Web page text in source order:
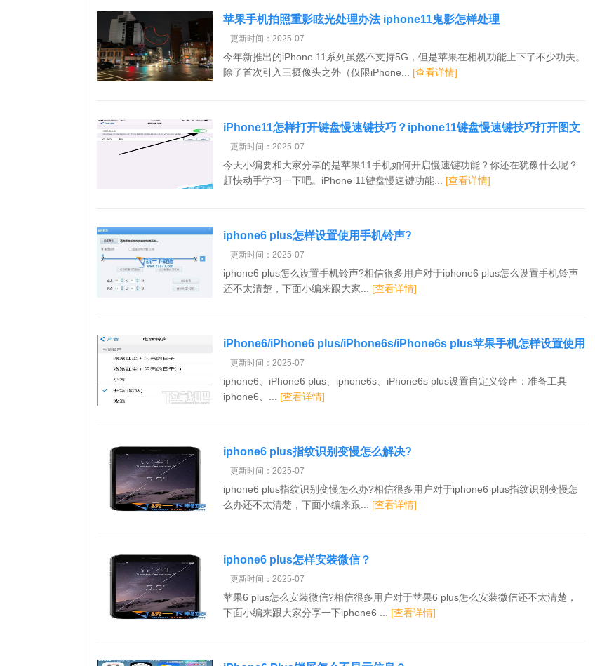
苹果手机拍照重影眩光处理办法 iphone11鬼影怎样处理
更新时间：2025-07
今年新推出的iPhone 11系列虽然不支持5G，但是苹果在相机功能上下了不少功夫。
除了首次引入三摄像头之外（仅限iPhone... [查看详情]
iPhone11怎样打开键盘慢速键技巧？iphone11键盘慢速键技巧打开图文
教程
更新时间：2025-07
今天小编要和大家分享的是苹果11手机如何开启慢速键功能？你还在犹豫什么呢？
赶快动手学习一下吧。iPhone 11键盘慢速键功能... [查看详情]
iphone6 plus怎样设置使用手机铃声?
更新时间：2025-07
iphone6 plus怎么设置手机铃声?相信很多用户对于iphone6 plus怎么设置手机铃声
还不太清楚，下面小编来跟大家... [查看详情]
iPhone6/iPhone6 plus/iPhone6s/iPhone6s plus苹果手机怎样设置使用
自定义铃声
更新时间：2025-07
iphone6、iPhone6 plus、iphone6s、iPhone6s plus设置自定义铃声：准备工具
iphone6、... [查看详情]
iphone6 plus指纹识别变慢怎么解决?
更新时间：2025-07
iphone6 plus指纹识别变慢怎么办?相信很多用户对于iphone6 plus指纹识别变慢怎
么办还不太清楚，下面小编来跟... [查看详情]
iphone6 plus怎样安装微信？
更新时间：2025-07
苹果6 plus怎么安装微信?相信很多用户对于苹果6 plus怎么安装微信还不太清楚，
下面小编来跟大家分享一下iphone6 ... [查看详情]